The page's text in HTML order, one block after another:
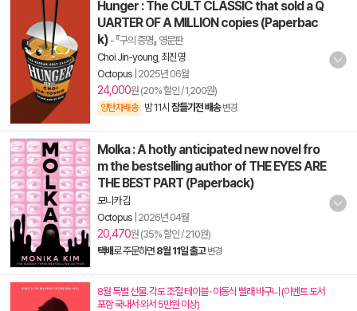
Hunger : The CULT CLASSIC that sold a Q
UARTER OF A MILLION copies (Paperbac
k) - 『구의 증명』 영문판
Choi Jin-young 최진영
Octopus 2025년 06월
24,000원 (20% 할인 / 1,200원)
양탄자배송 밤 11시 잠들기전 배송 변경
Molka : A hotly anticipated new novel fro
m the bestselling author of THE EYES ARE
THE BEST PART (Paperback)
모니카 김
Octopus 2026년 04월
20,470원 (35% 할인 / 210원)
택배로 주문하면 8월 11일 출고 변경
8월 특별 선물. 각도 조절 테이블 · 이동식 빨래 바구니 (이벤트 도서
포함 국내서·외서 5만원 이상)